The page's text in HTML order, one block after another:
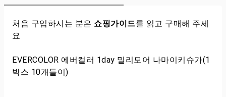
처음 구입하시는 분은 쇼핑가이드를 읽고 구매해 주세
요
EVERCOLOR 에버컬러 1day 밀리모어 나마이키슈가(1
박스 10개들이)